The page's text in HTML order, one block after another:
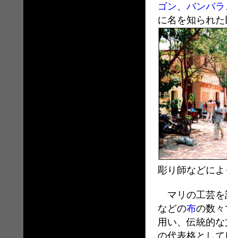
ゴン、 バンバラ
に名を知られ
彫り師などに
マリの工芸を
などの布の数
用い、伝統的
の代表格とし